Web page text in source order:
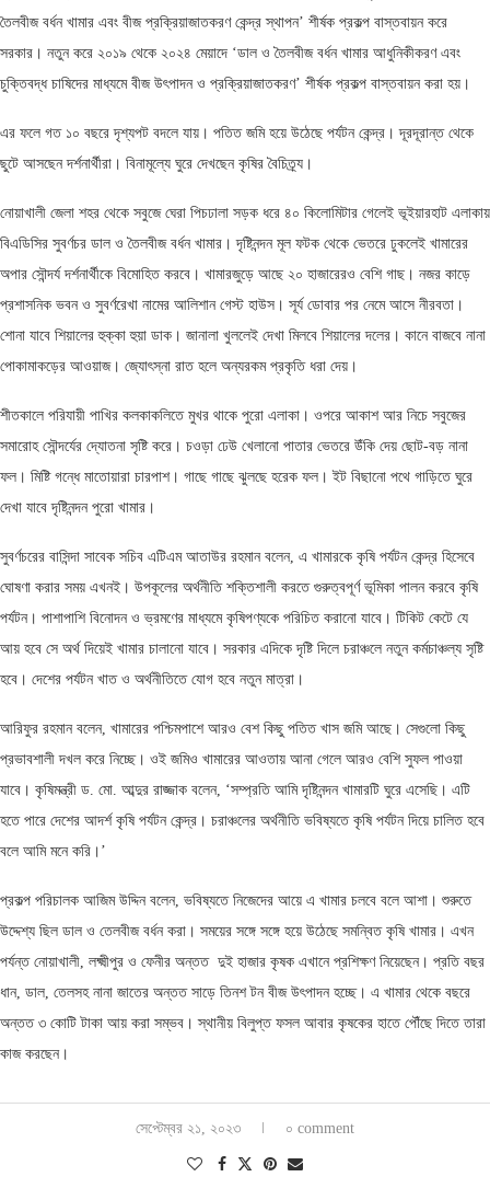
তৈলবীজ বর্ধন খামার এবং বীজ প্রক্রিয়াজাতকরণ কেন্দ্র স্থাপন’ শীর্ষক প্রকল্প বাস্তবায়ন করে
সরকার। নতুন করে ২০১৯ থেকে ২০২৪ মেয়াদে ‘ডাল ও তৈলবীজ বর্ধন খামার আধুনিকীকরণ এবং
চুক্তিবদ্ধ চাষিদের মাধ্যমে বীজ উৎপাদন ও প্রক্রিয়াজাতকরণ’ শীর্ষক প্রকল্প বাস্তবায়ন করা হয়।
এর ফলে গত ১০ বছরে দৃশ্যপট বদলে যায়। পতিত জমি হয়ে উঠেছে পর্যটন কেন্দ্র। দূরদূরান্ত থেকে
ছুটে আসছেন দর্শনার্থীরা। বিনামূল্যে ঘুরে দেখছেন কৃষির বৈচিত্র্য।
নোয়াখালী জেলা শহর থেকে সবুজে ঘেরা পিচঢালা সড়ক ধরে ৪০ কিলোমিটার গেলেই ভূইয়ারহাট এলাকায়
বিএডিসির সুবর্ণচর ডাল ও তৈলবীজ বর্ধন খামার। দৃষ্টিনন্দন মূল ফটক থেকে ভেতরে ঢুকলেই খামারের
অপার সৌন্দর্য দর্শনার্থীকে বিমোহিত করবে। খামারজুড়ে আছে ২০ হাজারেরও বেশি গাছ। নজর কাড়ে
প্রশাসনিক ভবন ও সুবর্ণরেখা নামের আলিশান গেস্ট হাউস। সূর্য ডোবার পর নেমে আসে নীরবতা।
শোনা যাবে শিয়ালের হুক্কা হুয়া ডাক। জানালা খুললেই দেখা মিলবে শিয়ালের দলের। কানে বাজবে নানা
পোকামাকড়ের আওয়াজ। জ্যোৎস্না রাত হলে অন্যরকম প্রকৃতি ধরা দেয়।
শীতকালে পরিযায়ী পাখির কলকাকলিতে মুখর থাকে পুরো এলাকা। ওপরে আকাশ আর নিচে সবুজের
সমারোহ সৌন্দর্যের দ্যোতনা সৃষ্টি করে। চওড়া ঢেউ খেলানো পাতার ভেতরে উঁকি দেয় ছোট-বড় নানা
ফল। মিষ্টি গন্ধে মাতোয়ারা চারপাশ। গাছে গাছে ঝুলছে হরেক ফল। ইট বিছানো পথে গাড়িতে ঘুরে
দেখা যাবে দৃষ্টিনন্দন পুরো খামার।
সুবর্ণচরের বাসিন্দা সাবেক সচিব এটিএম আতাউর রহমান বলেন, এ খামারকে কৃষি পর্যটন কেন্দ্র হিসেবে
ঘোষণা করার সময় এখনই। উপকূলের অর্থনীতি শক্তিশালী করতে গুরুত্বপূর্ণ ভূমিকা পালন করবে কৃষি
পর্যটন। পাশাপাশি বিনোদন ও ভ্রমণের মাধ্যমে কৃষিপণ্যকে পরিচিত করানো যাবে। টিকিট কেটে যে
আয় হবে সে অর্থ দিয়েই খামার চালানো যাবে। সরকার এদিকে দৃষ্টি দিলে চরাঞ্চলে নতুন কর্মচাঞ্চল্য সৃষ্টি
হবে। দেশের পর্যটন খাত ও অর্থনীতিতে যোগ হবে নতুন মাত্রা।
আরিফুর রহমান বলেন, খামারের পশ্চিমপাশে আরও বেশ কিছু পতিত খাস জমি আছে। সেগুলো কিছু
প্রভাবশালী দখল করে নিচ্ছে। ওই জমিও খামারের আওতায় আনা গেলে আরও বেশি সুফল পাওয়া
যাবে। কৃষিমন্ত্রী ড. মো. আব্দুর রাজ্জাক বলেন, ‘সম্প্রতি আমি দৃষ্টিনন্দন খামারটি ঘুরে এসেছি। এটি
হতে পারে দেশের আদর্শ কৃষি পর্যটন কেন্দ্র। চরাঞ্চলের অর্থনীতি ভবিষ্যতে কৃষি পর্যটন দিয়ে চালিত হবে
বলে আমি মনে করি।’
প্রকল্প পরিচালক আজিম উদ্দিন বলেন, ভবিষ্যতে নিজেদের আয়ে এ খামার চলবে বলে আশা। শুরুতে
উদ্দেশ্য ছিল ডাল ও তেলবীজ বর্ধন করা। সময়ের সঙ্গে সঙ্গে হয়ে উঠেছে সমন্বিত কৃষি খামার। এখন
পর্যন্ত নোয়াখালী, লক্ষ্মীপুর ও ফেনীর অন্তত দুই হাজার কৃষক এখানে প্রশিক্ষণ নিয়েছেন। প্রতি বছর
ধান, ডাল, তেলসহ নানা জাতের অন্তত সাড়ে তিনশ টন বীজ উৎপাদন হচ্ছে। এ খামার থেকে বছরে
অন্তত ৩ কোটি টাকা আয় করা সম্ভব। স্থানীয় বিলুপ্ত ফসল আবার কৃষকের হাতে পৌঁছে দিতে তারা
কাজ করছেন।
সেপ্টেম্বর ২১, ২০২৩ ০ comment